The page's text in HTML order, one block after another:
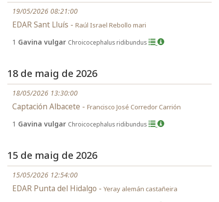
19/05/2026 08:21:00
EDAR Sant Lluís - Raúl Israel Rebollo mari
1 Gavina vulgar Chroicocephalus ridibundus
18 de maig de 2026
18/05/2026 13:30:00
Captación Albacete - Francisco José Corredor Carrión
1 Gavina vulgar Chroicocephalus ridibundus
15 de maig de 2026
15/05/2026 12:54:00
EDAR Punta del Hidalgo - Yeray alemán castañeira